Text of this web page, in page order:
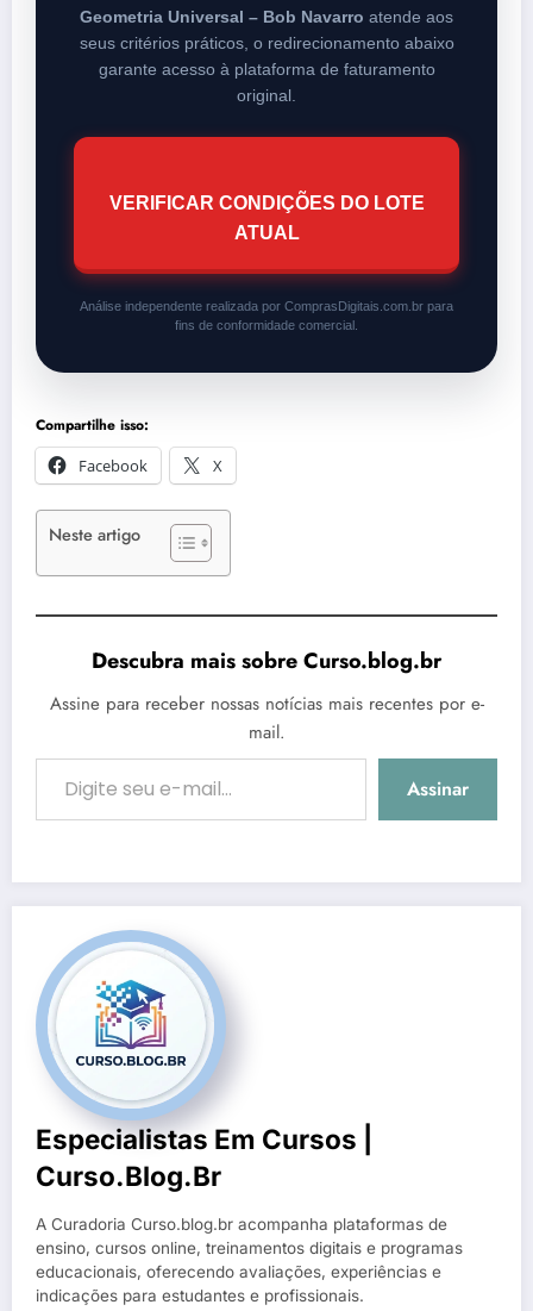
Geometria Universal – Bob Navarro atende aos
seus critérios práticos, o redirecionamento abaixo
garante acesso à plataforma de faturamento
original.
VERIFICAR CONDIÇÕES DO LOTE
ATUAL
Análise independente realizada por ComprasDigitais.com.br para
fins de conformidade comercial.
Compartilhe isso:
Facebook
X
Neste artigo
Descubra mais sobre Curso.blog.br
Assine para receber nossas notícias mais recentes por e-
mail.
Digite seu e-mail…
Assinar
Especialistas Em Cursos |
Curso.blog.br
A Curadoria Curso.blog.br acompanha plataformas de
ensino, cursos online, treinamentos digitais e programas
educacionais, oferecendo avaliações, experiências e
indicações para estudantes e profissionais.